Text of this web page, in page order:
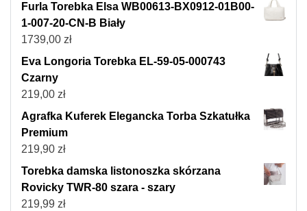
Furla Torebka Elsa WB00613-BX0912-01B00-
1-007-20-CN-B Biały
1739,00 zł
Eva Longoria Torebka EL-59-05-000743
Czarny
219,00 zł
Agrafka Kuferek Elegancka Torba Szkatułka
Premium
219,90 zł
Torebka damska listonoszka skórzana
Rovicky TWR-80 szara - szary
219,99 zł